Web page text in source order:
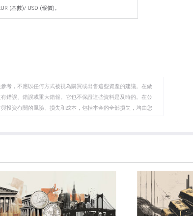
(基數)/ USD (報價)。
考，不應以任何方式被視為購買或出售這些資產的建議。在做
錯誤、錯誤或重大錯報。它也不保證這些資料是及時的。在公
投資有關的風險、損失和成本，包括本金的全部損失，均由您
任何陳述。FXStreet和作者將不承擔任何錯誤，遺漏或任何損
並非註冊投資顧問，本文內容無意提供任何投資建議。